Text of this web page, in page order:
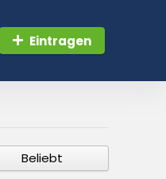
Eintragen
Beliebt